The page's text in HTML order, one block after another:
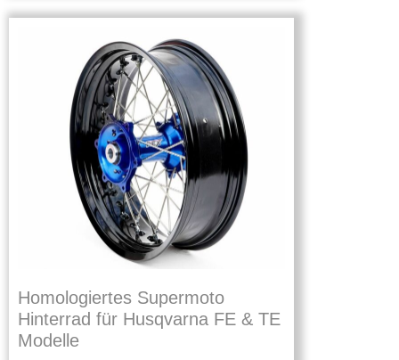
Homologiertes Supermoto
Hinterrad für Husqvarna FE & TE
Modelle